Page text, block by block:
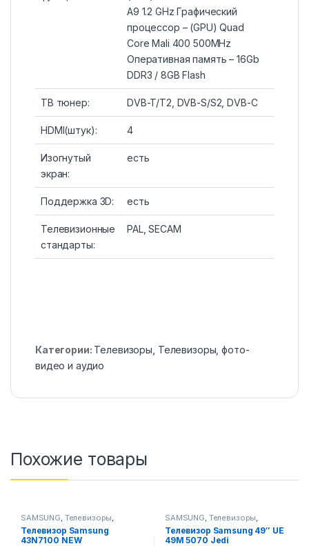
A9 1.2 GHz Графический
процессор – (GPU) Quad
Core Mali 400 500MHz
Оперативная память – 16Gb
DDR3 / 8GB Flash
ТВ тюнер: DVB-T/T2, DVB-S/S2, DVB-C
HDMI(штук): 4
Изогнутый
экран:
есть
Поддержка 3D: есть
Телевизионные
стандарты:
PAL, SECAM
Категории: Телевизоры Телевизоры, фото-
видео и аудио
Похожие товары
SAMSUNG, Телевизоры,
Телевизоры, фото-видео и
аудио
Телевизор Samsung
43N7100 NEW
SAMSUNG, Телевизоры,
Телевизоры, фото-видео и
аудио
Телевизор Samsung 49″ UE
49M 5070 Jedi